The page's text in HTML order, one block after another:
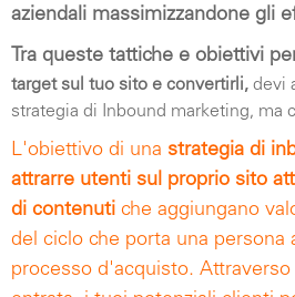
aziendali massimizzandone gli
Tra queste tattiche e obiettivi p
target sul tuo sito e convertirli, devi
strategia di Inbound marketing, ma
L'obiettivo di una strategia di
attrarre utenti sul proprio sito
di contenuti che aggiungano
del ciclo che porta una persona
processo d'acquisto.